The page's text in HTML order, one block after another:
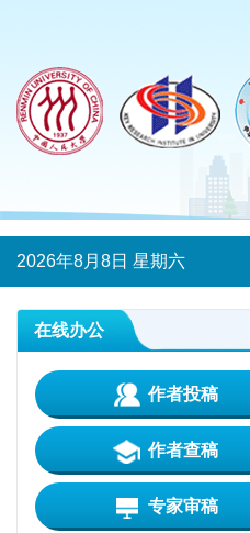
2026年8月8日 星期六
在线办公
作者投稿
作者查稿
专家审稿